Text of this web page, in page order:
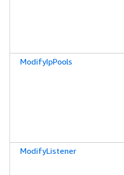
ModifyIpPools
ModifyListener